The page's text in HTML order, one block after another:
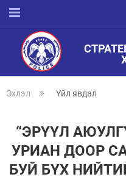
Эхлэл Үйл явдал
“ЭРҮҮЛ
УРИАН ДООР
БУЙ БҮХ